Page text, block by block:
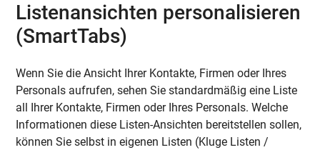
Listenansichten personalisieren
(SmartTabs)
Wenn Sie die Ansicht Ihrer Kontakte, Firmen oder Ihres
Personals aufrufen, sehen Sie standardmäßig eine Liste
all Ihrer Kontakte, Firmen oder Ihres Personals. Welche
Informationen diese Listen-Ansichten bereitstellen sollen,
können Sie selbst in eigenen Listen (Kluge Listen /